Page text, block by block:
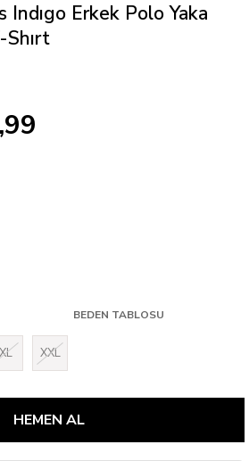
Erkek Polo Yaka
BEDEN TABLOSU
XL XXL